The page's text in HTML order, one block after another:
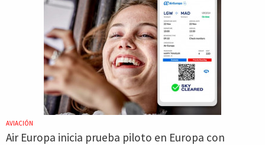
AVIACIÓN
Air Europa inicia prueba piloto en Europa con